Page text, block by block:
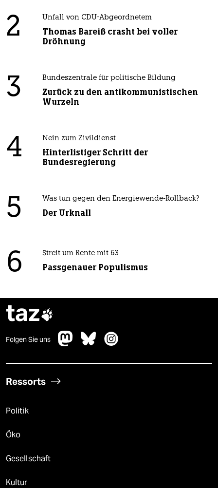
2 Unfall von CDU-Abgeordnetem
Thomas Bareiß crasht bei voller
Dröhnung
3 Bundeszentrale für politische Bildung
Zurück zu den antikommunistischen
Wurzeln
4 Nein zum Zivildienst
Hinterlistiger Schritt der
Bundesregierung
5 Was tun gegen den Energiewende-Rollback?
Der Urknall
6 Streit um Rente mit 63
Passgenauer Populismus
taz
Folgen Sie uns
Ressorts
Politik
Öko
Gesellschaft
Kultur